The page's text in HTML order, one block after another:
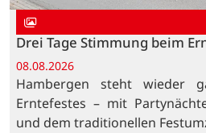
Drei Tage Stimmung beim
08.08.2026
Hambergen steht wieder
Erntefestes – mit
und dem traditionellen